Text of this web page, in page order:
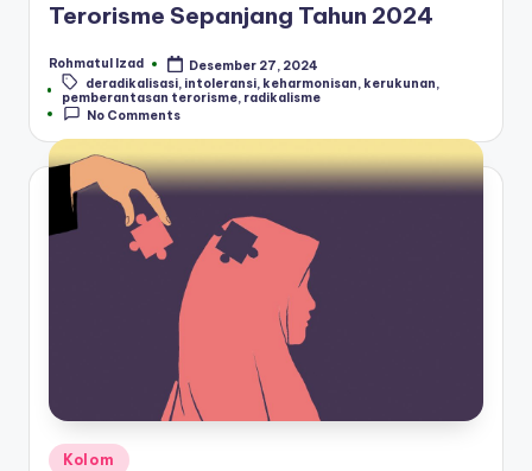
Terorisme Sepanjang Tahun 2024
Posted
by
Rohmatul Izad
Desember 27, 2024
Tags:deradikalisasi, intoleransi, keharmonisan, kerukunan,
pemberantasan terorisme, radikalisme
No Comments
Posted
Kolom